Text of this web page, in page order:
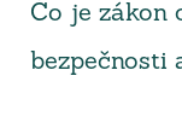
Čo je zákon
bezpečnosti